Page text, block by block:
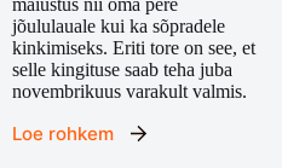
maiustus nii oma pere
jõululauale kui ka sõpradele
kinkimiseks. Eriti tore on see, et
selle kingituse saab teha juba
novembrikuus varakult valmis.
Loe rohkem